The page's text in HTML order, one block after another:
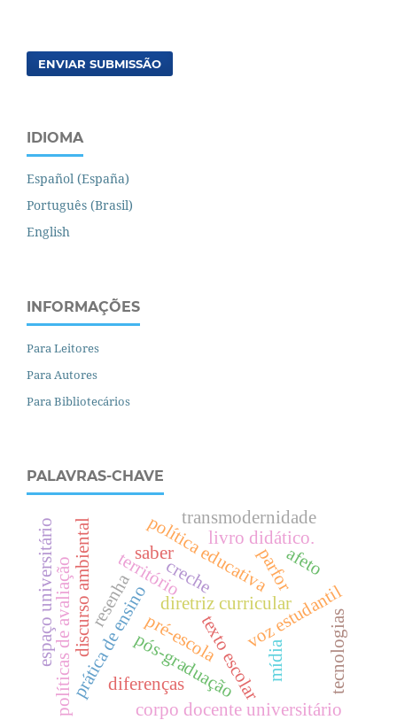
ENVIAR SUBMISSÃO
IDIOMA
Español (España)
Português (Brasil)
English
INFORMAÇÕES
Para Leitores
Para Autores
Para Bibliotecários
PALAVRAS-CHAVE
resenhaterritório
diretriz curricular
prática de ensino texto escolar
políticas de avaliação
espaço universitário pós-graduação
saber
corpo docente universitário
política educativa
discurso ambiental
mídia
livro didático.
parfor
voz estudantil
pré-escola
creche
tecnologias
transmodernidade
diferenças
afeto